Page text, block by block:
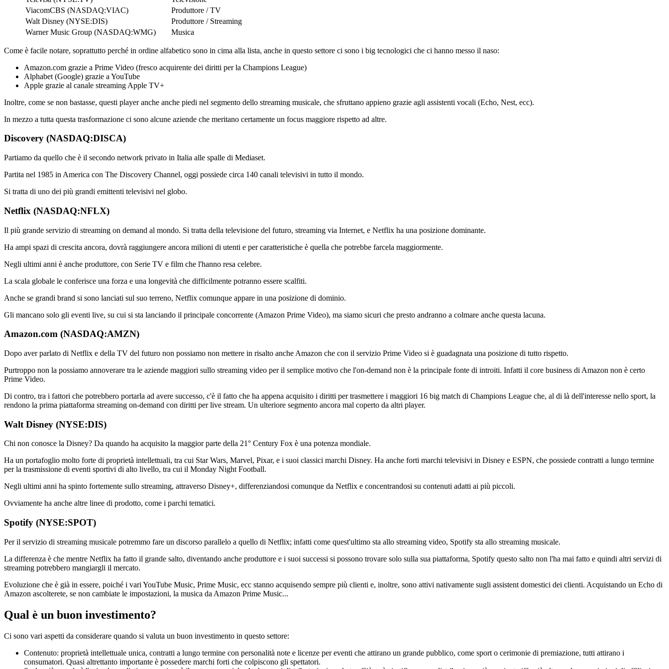
ViacomCBS (NASDAQ:VIAC)
Produttore / TV
Walt Disney (NYSE:DIS)
Produttore / Streaming
Warner Music Group (NASDAQ:WMG)
Musica
Come è facile notare, soprattutto perché in ordine alfabetico sono in cima alla lista, anche in questo settore ci sono i big tecnologici che ci hanno messo il naso:
Amazon.com grazie a Prime Video (fresco acquirente dei diritti per la Champions League)
Alphabet (Google) grazie a YouTube
Apple grazie al canale streaming Apple TV+
Inoltre, come se non bastasse, questi player anche anche piedi nel segmento dello streaming musicale, che sfruttano appieno grazie agli assistenti vocali (Echo, Nest, ecc).
In mezzo a tutta questa trasformazione ci sono alcune aziende che meritano certamente un focus maggiore rispetto ad altre.
Discovery (NASDAQ:DISCA)
Partiamo da quello che è il secondo network privato in Italia alle spalle di Mediaset.
Partita nel 1985 in America con The Discovery Channel, oggi possiede circa 140 canali televisivi in tutto il mondo.
Si tratta di uno dei più grandi emittenti televisivi nel globo.
Netflix (NASDAQ:NFLX)
Il più grande servizio di streaming on demand al mondo. Si tratta della televisione del futuro, streaming via Internet, e Netflix ha una posizione dominante.
Ha ampi spazi di crescita ancora, dovrà raggiungere ancora milioni di utenti e per caratteristiche è quella che potrebbe farcela maggiormente.
Negli ultimi anni è anche produttore, con Serie TV e film che l'hanno resa celebre.
La scala globale le conferisce una forza e una longevità che difficilmente potranno essere scalfiti.
Anche se grandi brand si sono lanciati sul suo terreno, Netflix comunque appare in una posizione di dominio.
Gli mancano solo gli eventi live, su cui si sta lanciando il principale concorrente (Amazon Prime Video), ma siamo sicuri che presto andranno a colmare anche questa lacuna.
Amazon.com (NASDAQ:AMZN)
Dopo aver parlato di Netflix e della TV del futuro non possiamo non mettere in risalto anche Amazon che con il servizio Prime Video si è guadagnata una posizione di tutto rispetto.
Purtroppo non la possiamo annoverare tra le aziende maggiori sullo streaming video per il semplice motivo che l'on-demand non è la principale fonte di introiti. Infatti il core business di Amazon non è certo
Prime Video.
Di contro, tra i fattori che potrebbero portarla ad avere successo, c'è il fatto che ha appena acquisito i diritti per trasmettere i maggiori 16 big match di Champions League che, al di là dell'interesse nello sport, la
rendono la prima piattaforma streaming on-demand con diritti per live stream. Un ulteriore segmento ancora mal coperto da altri player.
Walt Disney (NYSE:DIS)
Chi non conosce la Disney? Da quando ha acquisito la maggior parte della 21° Century Fox è una potenza mondiale.
Ha un portafoglio molto forte di proprietà intellettuali, tra cui Star Wars, Marvel, Pixar, e i suoi classici marchi Disney. Ha anche forti marchi televisivi in Disney e ESPN, che possiede contratti a lungo termine
per la trasmissione di eventi sportivi di alto livello, tra cui il Monday Night Football.
Negli ultimi anni ha spinto fortemente sullo streaming, attraverso Disney+, differenziandosi comunque da Netflix e concentrandosi su contenuti adatti ai più piccoli.
Ovviamente ha anche altre linee di prodotto, come i parchi tematici.
Spotify (NYSE:SPOT)
Per il servizio di streaming musicale potremmo fare un discorso parallelo a quello di Netflix; infatti come quest'ultimo sta allo streaming video, Spotify sta allo streaming musicale.
La differenza è che mentre Netflix ha fatto il grande salto, diventando anche produttore e i suoi successi si possono trovare solo sulla sua piattaforma, Spotify questo salto non l'ha mai fatto e quindi altri servizi di
streaming potrebbero mangiargli il mercato.
Evoluzione che è già in essere, poiché i vari YouTube Music, Prime Music, ecc stanno acquisendo sempre più clienti e, inoltre, sono attivi nativamente sugli assistent domestici dei clienti. Acquistando un Echo di
Amazon ascolterete, se non cambiate le impostazioni, la musica da Amazon Prime Music...
Qual è un buon investimento?
Ci sono vari aspetti da considerare quando si valuta un buon investimento in questo settore:
Contenuto: proprietà intellettuale unica, contratti a lungo termine con personalità note e licenze per eventi che attirano un grande pubblico, come sport o cerimonie di premiazione, tutti attirano i
consumatori. Quasi altrettanto importante è possedere marchi forti che colpiscono gli spettatori.